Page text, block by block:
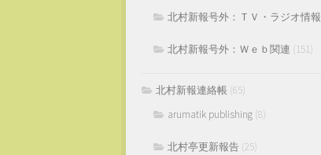
北村新報号外：ＴＶ・ラジオ情報
北村新報号外：Ｗｅｂ関連 (151)
北村新報連絡帳 (65)
arumatik publishing (8)
北村亭更新報告 (25)